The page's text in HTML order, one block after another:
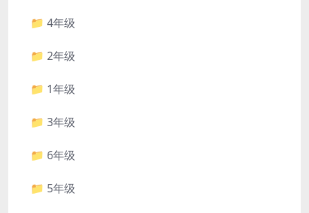
📁 4年级
📁 2年级
📁 1年级
📁 3年级
📁 6年级
📁 5年级